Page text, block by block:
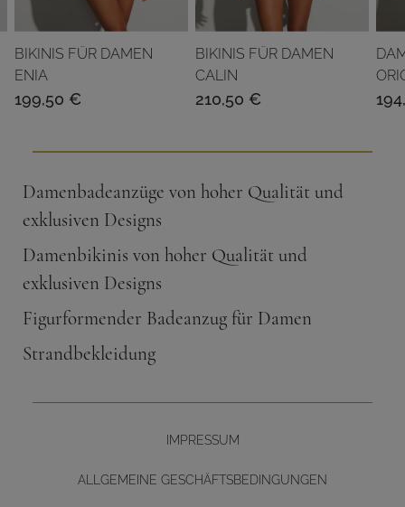
BIKINIS FÜR DAMEN
ENIA
199,50 €
BIKINIS FÜR DAMEN
CALIN
210,50 €
Damenbadeanzüge von hoher Qualität und
exklusiven Designs
Damenbikinis von hoher Qualität und
exklusiven Designs
Figurformender Badeanzug für Damen
Strandbekleidung
IMPRESSUM
ALLGEMEINE GESCHÄFTSBEDINGUNGEN